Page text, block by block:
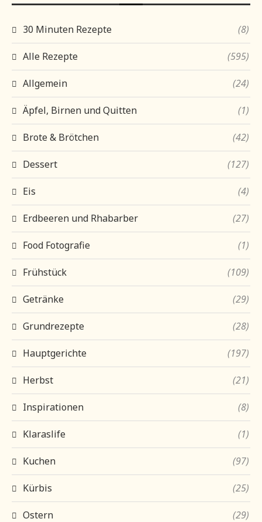
30 Minuten Rezepte (8)
Alle Rezepte (595)
Allgemein (24)
Äpfel, Birnen und Quitten (1)
Brote & Brötchen (42)
Dessert (127)
Eis (4)
Erdbeeren und Rhabarber (27)
Food Fotografie (1)
Frühstück (109)
Getränke (29)
Grundrezepte (28)
Hauptgerichte (197)
Herbst (21)
Inspirationen (8)
Klaraslife (1)
Kuchen (97)
Kürbis (25)
Ostern (29)